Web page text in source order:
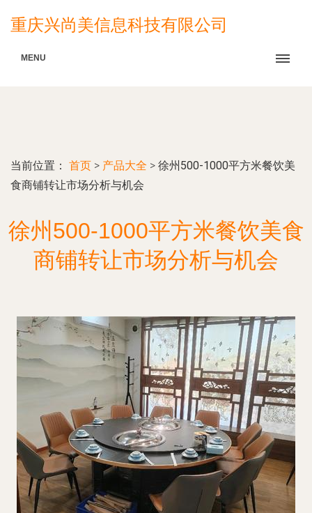
重庆兴尚美信息科技有限公司
MENU
当前位置： 首页 > 产品大全 > 徐州500-1000平方米餐饮美
食商铺转让市场分析与机会
徐州500-1000平方米餐饮美食
商铺转让市场分析与机会